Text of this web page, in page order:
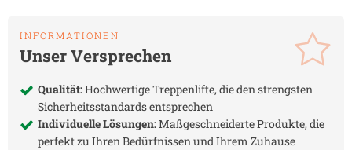
INFORMATIONEN
Unser Versprechen
Qualität:Hochwertige Treppenlifte, die den strengsten
Sicherheitsstandards entsprechen
Individuelle Lösungen:Maßgeschneiderte Produkte, die
perfekt zu Ihren Bedürfnissen und Ihrem Zuhause